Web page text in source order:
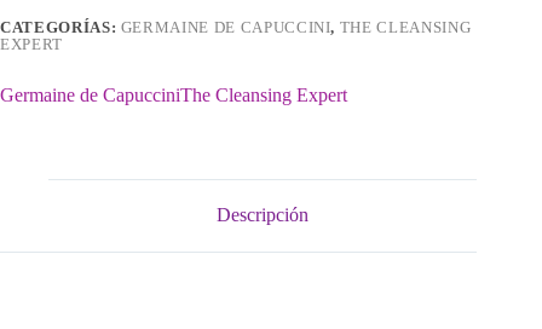
CATEGORÍAS: GERMAINE DE CAPUCCINI, THE CLEANSING
EXPERT
Germaine de CapucciniThe Cleansing Expert
Descripción